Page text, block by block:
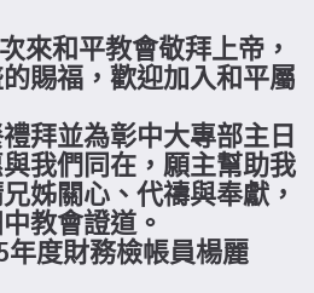
來和平教會敬拜上帝，
賜福，歡迎加入和平屬
拜並為彰中大專部主日
我們同在，願主幫助我
姊關心、代禱與奉獻，
教會證道。
年度財務檢帳員楊麗